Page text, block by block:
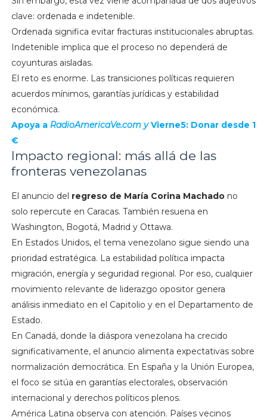
clave: ordenada e indetenible.
Ordenada significa evitar fracturas institucionales abruptas.
Indetenible implica que el proceso no dependerá de
coyunturas aisladas.
El reto es enorme. Las transiciones políticas requieren
acuerdos mínimos, garantías jurídicas y estabilidad
económica.
Apoya a RadioAmericaVe.com yVierne5: Donar desde 1
€
Impacto regional: más allá de las
fronteras venezolanas
El anuncio del regreso de María Corina Machadono
solo repercute en Caracas. También resuena en
Washington, Bogotá, Madrid y Ottawa.
En Estados Unidos, el tema venezolano sigue siendo una
prioridad estratégica. La estabilidad política impacta
migración, energía y seguridad regional. Por eso, cualquier
movimiento relevante de liderazgo opositor genera
análisis inmediato en el Capitolio y en el Departamento de
Estado.
En Canadá, donde la diáspora venezolana ha crecido
significativamente, el anuncio alimenta expectativas sobre
normalización democrática. En España y la Unión Europea,
el foco se sitúa en garantías electorales, observación
internacional y derechos políticos plenos.
América Latina observa con atención. Países vecinos